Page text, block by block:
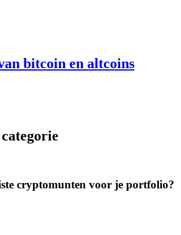
bitcoin en altcoins
cryptomunten voor je portfolio?